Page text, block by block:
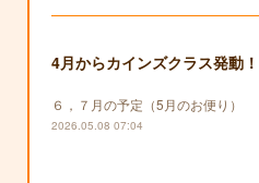
６，７月の予定（5月のお便り）
2026.05.08 07:04